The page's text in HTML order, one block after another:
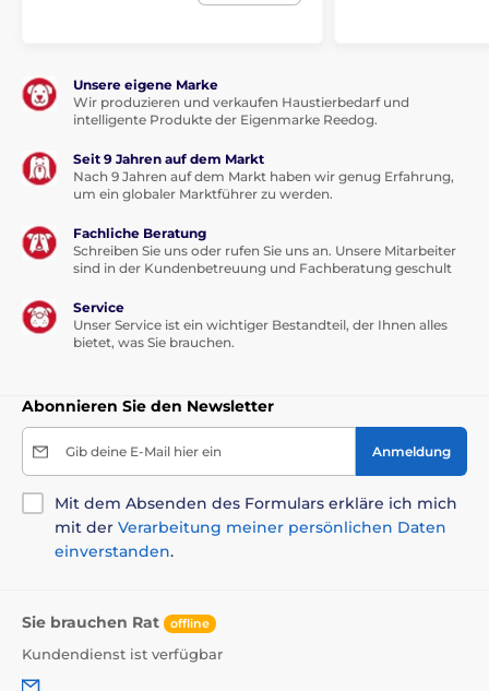
Unsere eigene Marke
Wir produzieren und verkaufen Haustierbedarf und
intelligente Produkte der Eigenmarke Reedog.
Seit 9 Jahren auf dem Markt
Nach 9 Jahren auf dem Markt haben wir genug Erfahrung,
um ein globaler Marktführer zu werden.
Fachliche Beratung
Schreiben Sie uns oder rufen Sie uns an. Unsere Mitarbeiter
sind in der Kundenbetreuung und Fachberatung geschult
Service
Unser Service ist ein wichtiger Bestandteil, der Ihnen alles
bietet, was Sie brauchen.
Abonnieren Sie den Newsletter
Gib deine E-Mail hier ein Anmeldung
Mit dem Absenden des Formulars erkläre ich mich
mit der Verarbeitung meiner persönlichen Daten
einverstanden.
Sie brauchen Rat offline
Kundendienst ist verfügbar